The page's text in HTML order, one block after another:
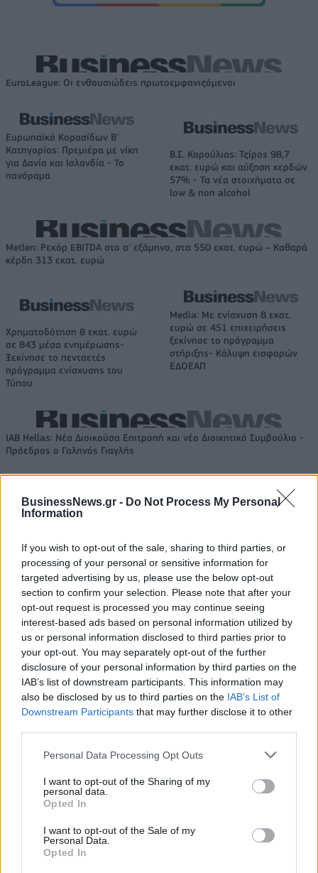
BusinessNews.gr - Do Not Process My Personal
Information
If you wish to opt-out of the sale, sharing to third parties, or
processing of your personal or sensitive information for
targeted advertising by us, please use the below opt-out
section to confirm your selection. Please note that after your
opt-out request is processed you may continue seeing
interest-based ads based on personal information utilized by
us or personal information disclosed to third parties prior to
your opt-out. You may separately opt-out of the further
disclosure of your personal information by third parties on the
IAB’s list of downstream participants. This information may
also be disclosed by us to third parties on the IAB’s List of
Downstream Participants that may further disclose it to other
Personal Data Processing Opt Outs
I want to opt-out of the Sharing of my
personal data.
Opted In
I want to opt-out of the Sale of my
Personal Data.
Opted In
EuroLeague: Οι ενθουσιώδεις πρωτοεμφανιζόμενοι
Ευρωπαϊκό Κορασίδων Β'
Κατηγορίας: Πρεμιέρα με νίκη
για Δανία και Ισλανδία - Το
πανόραμα
Β.Σ. Καρούλιας: Τζίρος 98,7
εκατ. ευρώ και αύξηση κερδών
57% - Τα νέα στοιχήματα σε
low & non alcohol
Metlen: Ρεκόρ EBITDA στο α' εξάμηνο, στα 550 εκατ. ευρώ – Καθαρά
κέρδη 313 εκατ. ευρώ
Χρηματοδότηση 8 εκατ. ευρώ
σε 843 μέσα ενημέρωσης-
Ξεκίνησε το πενταετές
πρόγραμμα ενίσχυσης του
Τύπου
Media: Με ενίσχυση 8 εκατ.
ευρώ σε 451 επιχειρήσεις
ξεκίνησε το πρόγραμμα
στήριξης- Κάλυψη εισφορών
ΕΔΟΕΑΠ
IAB Hellas: Νέα Διοικούσα Επιτροπή και νέο Διοικητικό Συμβούλιο -
Πρόεδρος ο Γαληνός Γιαγλής
Νέο Audi A2 e-tron με στόχο
την κορυφή της
Η Chery επενδύει 75 εκατ.
Το FIAT 500 Hybrid τώρα από 18.990 ευρώ
Ουκρανία: Με Μίχαϊλιουκ και
Λεν κόντρα στην Ελλάδα
Πάρκερ: «Όνειρό μου να
κατακτήσω το ΝΒΑ Europe με τη
Βιλερμπάν» - Η διευκρινιστική
ανάρτηση που έκανε
HELLENiQ ENERGY: Κέρδη 393 εκατ. ευρώ στο α' εξάμηνο – Στα 734
ο τζίρος στο α' εξάμηνο, στα 4,3
δισ. ευρώ – Στα 446 εκατ. ευρώ
τα EBITDA
δισ. ευρώ ως το 2028 για την